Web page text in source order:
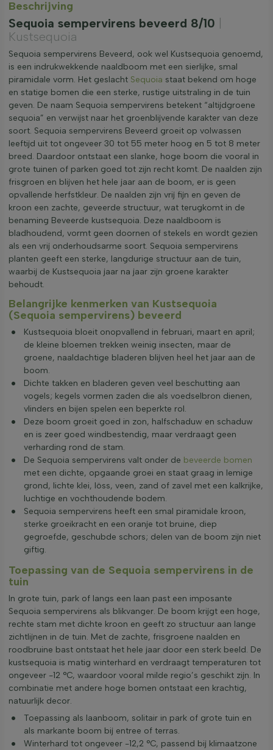
Beschrijving
Sequoia sempervirens beveerd 8/10
Kustsequoia
Sequoia sempervirens Beveerd, ook wel Kustsequoia genoemd,
is een indrukwekkende naaldboom met een sierlijke, smal
piramidale vorm. Het geslacht Sequoia staat bekend om hoge
en statige bomen die een sterke, rustige uitstraling in de tuin
geven. De naam Sequoia sempervirens betekent “altijdgroene
sequoia” en verwijst naar het groenblijvende karakter van deze
soort. Sequoia sempervirens Beveerd groeit op volwassen
leeftijd uit tot ongeveer 30 tot 55 meter hoog en 5 tot 8 meter
breed. Daardoor ontstaat een slanke, hoge boom die vooral in
grote tuinen of parken goed tot zijn recht komt. De naalden zijn
frisgroen en blijven het hele jaar aan de boom, er is geen
opvallende herfstkleur. De naalden zijn vrij fijn en geven de
kroon een zachte, geveerde structuur, wat terugkomt in de
benaming Beveerde kustsequoia. Deze naaldboom is
bladhoudend, vormt geen doornen of stekels en wordt gezien
als een vrij onderhoudsarme soort. Sequoia sempervirens
planten geeft een sterke, langdurige structuur aan de tuin,
waarbij de Kustsequoia jaar na jaar zijn groene karakter
behoudt.
Belangrijke kenmerken van Kustsequoia
(Sequoia sempervirens) beveerd
Kustsequoia bloeit onopvallend in februari, maart en april;
de kleine bloemen trekken weinig insecten, maar de
groene, naaldachtige bladeren blijven heel het jaar aan de
boom.
Dichte takken en bladeren geven veel beschutting aan
vogels; kegels vormen zaden die als voedselbron dienen,
vlinders en bijen spelen een beperkte rol.
Deze boom groeit goed in zon, halfschaduw en schaduw
en is zeer goed windbestendig, maar verdraagt geen
verharding rond de stam.
De Sequoia sempervirens valt onder de beveerde bomen
met een dichte, opgaande groei en staat graag in lemige
grond, lichte klei, löss, veen, zand of zavel met een kalkrijke,
luchtige en vochthoudende bodem.
Sequoia sempervirens heeft een smal piramidale kroon,
sterke groeikracht en een oranje tot bruine, diep
gegroefde, geschubde schors; delen van de boom zijn niet
giftig.
Toepassing van de Sequoia sempervirens in de
tuin
In grote tuin, park of langs een laan past een imposante
Sequoia sempervirens als blikvanger. De boom krijgt een hoge,
rechte stam met dichte kroon en geeft zo structuur aan lange
zichtlijnen in de tuin. Met de zachte, frisgroene naalden en
roodbruine bast ontstaat het hele jaar door een sterk beeld. De
kustsequoia is matig winterhard en verdraagt temperaturen tot
ongeveer -12 °C, waardoor vooral milde regio’s geschikt zijn. In
combinatie met andere hoge bomen ontstaat een krachtig,
natuurlijk decor.
Toepassing als laanboom, solitair in park of grote tuin en
als markante boom bij entree of terras.
Winterhard tot ongeveer -12,2 °C, passend bij klimaatzone